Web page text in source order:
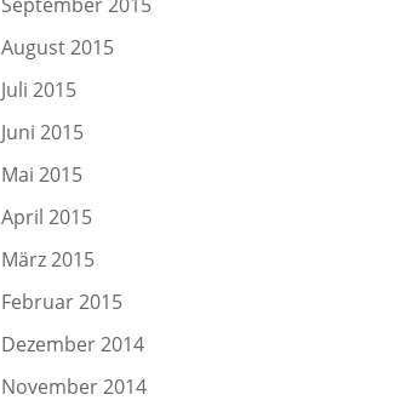
August 2015
Juli 2015
Juni 2015
Mai 2015
April 2015
März 2015
Februar 2015
Dezember 2014
November 2014